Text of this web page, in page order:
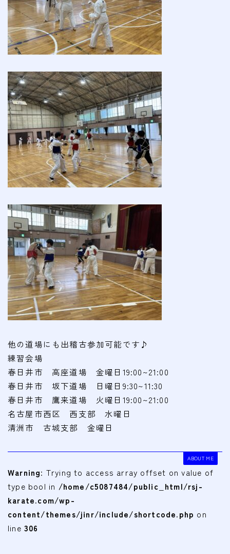
他の道場にも出稽古参加可能です♪
練習会場
春日井市 高座道場 金曜日19:00~21:00
春日井市 坂下道場 日曜日9:30~11:30
春日井市 鷹来道場 火曜日19:00~21:00
名古屋市西区 西支部 水曜日
清洲市 古城支部 金曜日
ABOUT ME
Warning: Trying to access array offset on value of
type bool in /home/c5087484/public_html/rsj-
karate.com/wp-
content/themes/jinr/include/shortcode.php on
line 306